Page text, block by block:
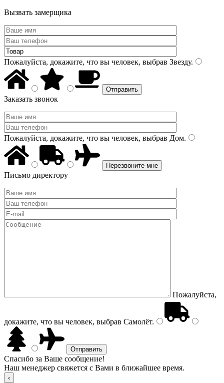
Вызвать замерщика
Пожалуйста, докажите, что вы человек, выбрав Звезду.
Заказать звонок
Пожалуйста, докажите, что вы человек, выбрав Дом.
Письмо директору
Пожалуйста,
докажите, что вы человек, выбрав Самолёт.
Спасибо за Ваше сообщение!
Наш менеджер свяжется с Вами в ближайшее время.